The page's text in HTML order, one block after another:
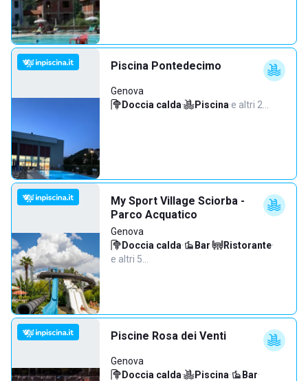
Piscina Pontedecimo
Genova
Doccia calda· Piscina·e altri 2…
My Sport Village Sciorba -
Parco Acquatico
Genova
Doccia calda· Bar· Ristorante·
e altri 5…
Piscine Rosa dei Venti
Genova
Doccia calda· Piscina· Bar·